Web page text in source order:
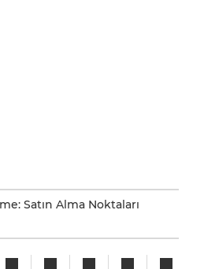
Satın Alma Noktaları